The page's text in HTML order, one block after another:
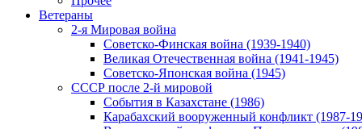
Ветераны
2-я Мировая война
Советско-Финская война (1939-1940)
Великая Отечественная война (1941-1945)
Советско-Японская война (1945)
СССР после 2-й мировой
События в Казахстане (1986)
Карабахский вооруженный конфликт (1987-